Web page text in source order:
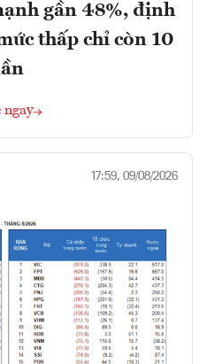
gần 48%, định
thấp chỉ còn 10
ngay
17:59, 09/08/2026